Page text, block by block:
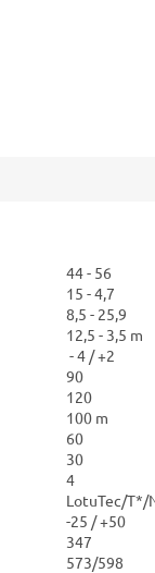
44 - 56
15 - 4,7
8,5 - 25,9
12,5 - 3,5 m
- 4 / +2
90
120
100 m
60
30
4
LotuTec/T*/
-25 / +50
347
573/598